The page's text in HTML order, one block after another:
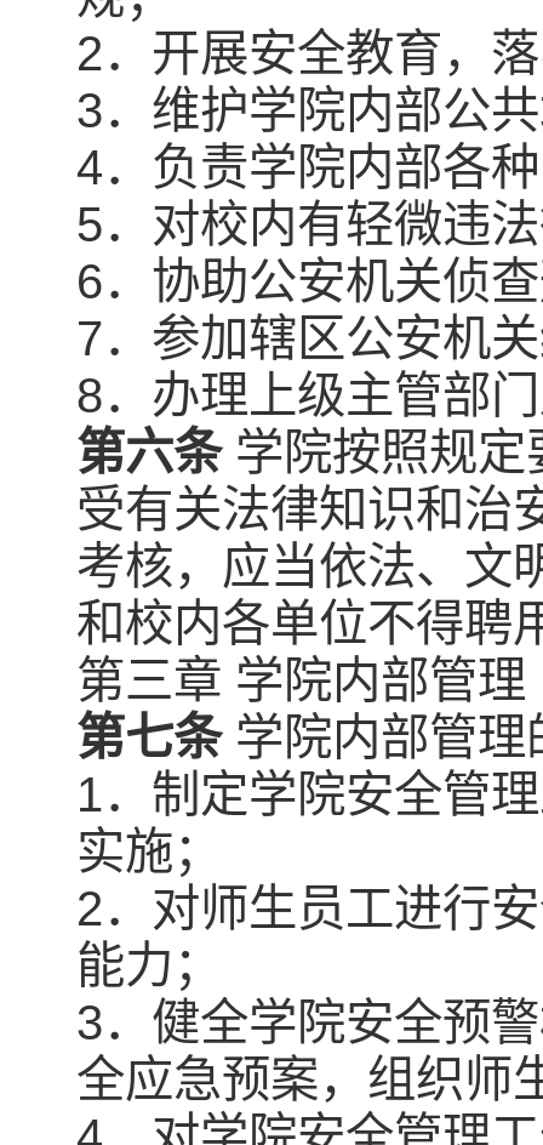
2．开展安全教育，
3．维护学院内部公
4．负责学院内部各
5．对校内有轻微违
6．协助公安机关侦
7．参加辖区公安机
8．办理上级主管部
第六条学院按照规定
受有关法律知识和治
考核，应当依法、文
和校内各单位不得聘
第三章 学院内部管理
第七条 学院内部管
1．制定学院安全管
实施；
2．对师生员工进行
能力；
3．健全学院安全预
全应急预案，组织师